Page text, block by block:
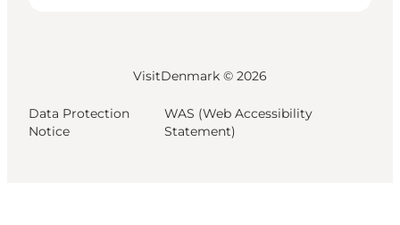
VisitDenmark © 2026
Data Protection
Notice
WAS (Web Accessibility
Statement)